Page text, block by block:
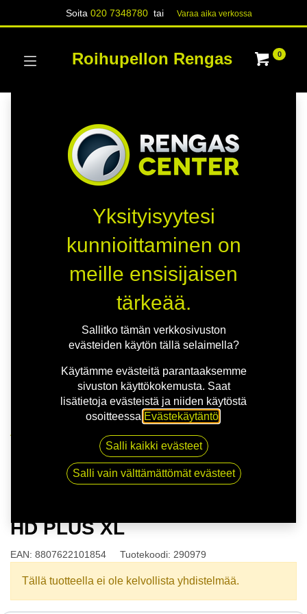
Soita020 7348780 tai Varaa aika verk​​​​ossa
Roihupellon Rengas 0
165/65R14 79T NEXEN N'BLUE HD PLUS XL
HD PLUS XL
EAN: 8807622101854 Tuotekoodi: 290979
Tällä tuotteella ei ole kelvollista yhdistelmää.
Yksityisyytesi
kunnioittaminen on
meille ensisijaisen
tärkeää.
Sallitko tämän verkkosivuston
evästeiden käytön tällä selaimella?
Käytämme evästeitä parantaaksemme
sivuston käyttökokemusta. Saat
lisätietoja evästeistä ja niiden käytöstä
osoitteessa Evästekäytäntö
Salli kaikki evästeet
Salli vain välttämättömät evästeet